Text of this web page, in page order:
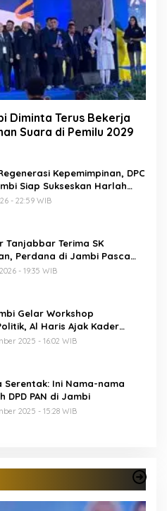
Diminta Terus Bekerja
Suara di Pemilu 2029
Kepemimpinan, DPC
Siap Sukseskan Harlah
- 22:59 WIB
Tanjabbar Terima SK
Perdana di Jambi Pasca
- 19:35 WIB
Gelar Workshop
Al Haris Ajak Kader
Jelang Pemilu 2029
2025 - 16:02 WIB
Serentak: Ini Nama-nama
DPD PAN di Jambi
2025 - 15:28 WIB